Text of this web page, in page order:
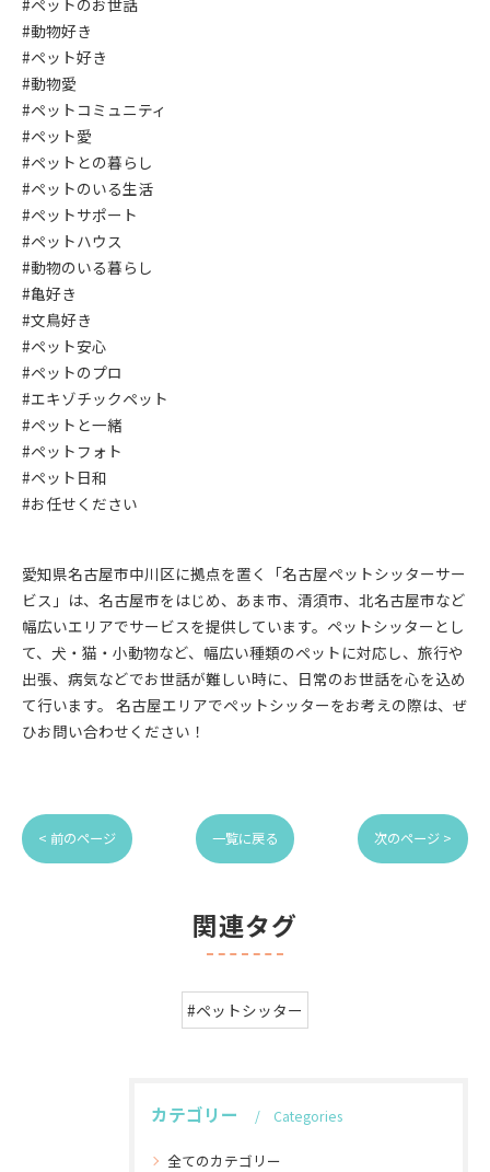
#ペットのお世話
#動物好き
#ペット好き
#動物愛
#ペットコミュニティ
#ペット愛
#ペットとの暮らし
#ペットのいる生活
#ペットサポート
#ペットハウス
#動物のいる暮らし
#亀好き
#文鳥好き
#ペット安心
#ペットのプロ
#エキゾチックペット
#ペットと一緒
#ペットフォト
#ペット日和
#お任せください
愛知県名古屋市中川区に拠点を置く「名古屋ペットシッターサー
ビス」は、名古屋市をはじめ、あま市、清須市、北名古屋市など
幅広いエリアでサービスを提供しています。ペットシッターとし
て、犬・猫・小動物など、幅広い種類のペットに対応し、旅行や
出張、病気などでお世話が難しい時に、日常のお世話を心を込め
て行います。 名古屋エリアでペットシッターをお考えの際は、ぜ
ひお問い合わせください！
< 前のページ 一覧に戻る 次のページ >
関連タグ
#ペットシッター
カテゴリー Categories
全てのカテゴリー